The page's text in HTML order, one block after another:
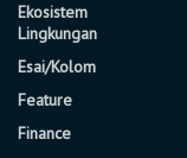
Ekosistem
Lingkungan
Esai/Kolom
Feature
Finance